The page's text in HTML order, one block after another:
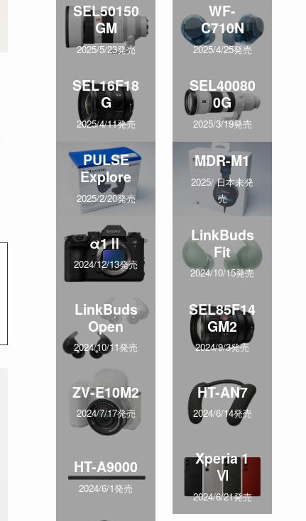
SEL50150
GM
2025/5/23発売
WF-
C710N
2025/4/25発売
SEL16F18
G
2025/4/11発売
SEL40080
0G
2025/3/19発売
PULSE
Explore
2025/2/20発売
MDR-M1
2025/ 日本未発
売
α1Ⅱ
2024/12/13発売
LinkBuds
Fit
2024/10/15発売
LinkBuds
Open
2024/10/11発売
SEL85F14
GM2
2024/9/3発売
ZV-E10M2
2024/7/17発売
HT-AN7
2024/6/14発売
HT-A9000
2024/6/1発売
Xperia 1
Ⅵ
2024/6/21発売